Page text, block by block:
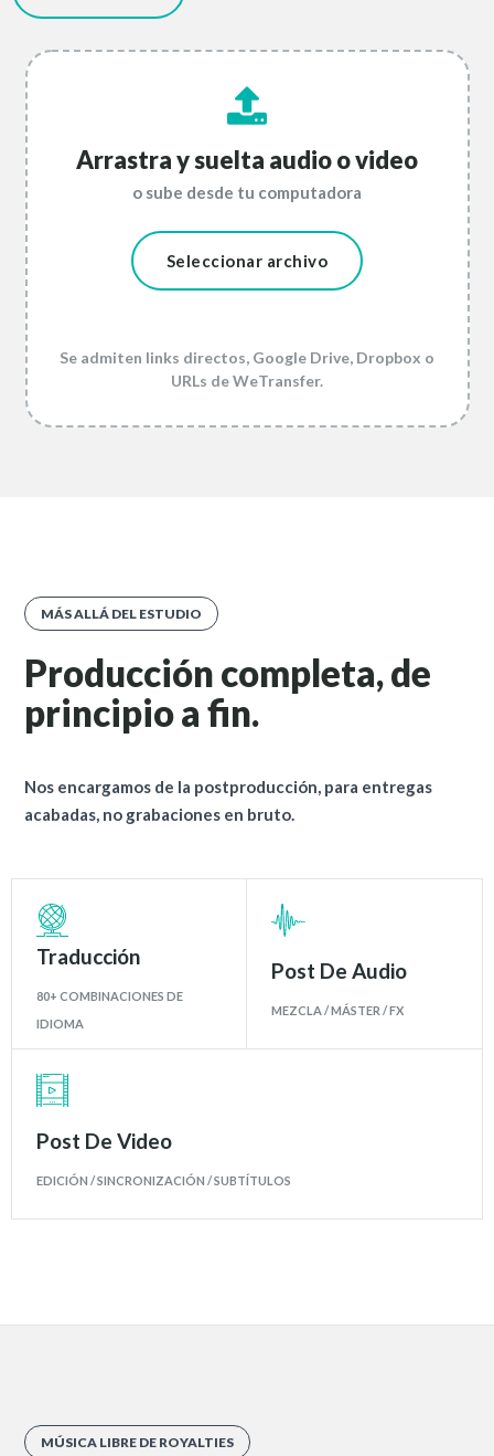
Arrastra y suelta audio o video
o sube desde tu computadora
Seleccionar archivo
Se admiten links directos, Google Drive, Dropbox o
URLs de WeTransfer.
MÁS ALLÁ DEL ESTUDIO
Producción completa, de
principio a fin.
Nos encargamos de la postproducción, para entregas
acabadas, no grabaciones en bruto.
Traducción
80+ COMBINACIONES DE
IDIOMA
Post De Audio
MEZCLA / MÁSTER / FX
Post De Video
EDICIÓN / SINCRONIZACIÓN / SUBTÍTULOS
MÚSICA LIBRE DE ROYALTIES